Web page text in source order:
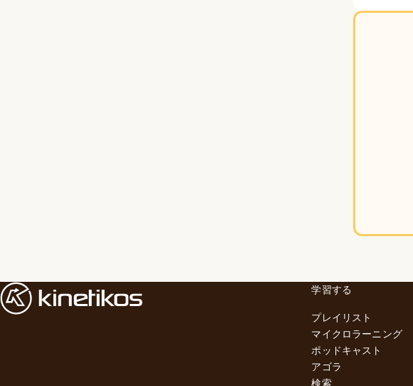
学習する
プレイリスト
マイクロラーニング
ポッドキャスト
アゴラ